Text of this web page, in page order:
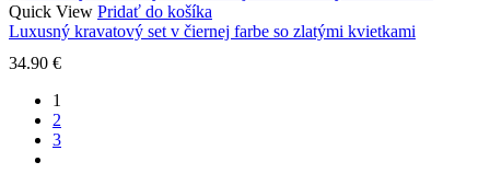
Quick View Pridať do košíka
Luxusný kravatový set v čiernej farbe so zlatými kvietkami
34.90 €
1
2
3